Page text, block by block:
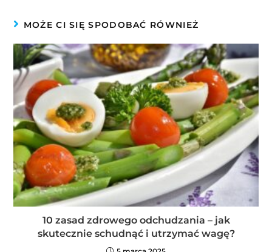
MOŻE CI SIĘ SPODOBAĆ RÓWNIEŻ
10 zasad zdrowego odchudzania – jak
skutecznie schudnąć i utrzymać wagę?